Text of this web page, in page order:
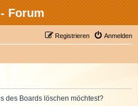
Forum
Anmelden
Registrieren
des Boards löschen möchtest?